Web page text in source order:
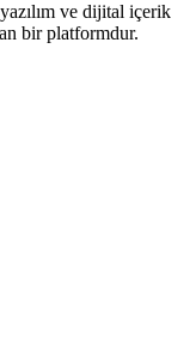
ve dijital içerik
bir platformdur.